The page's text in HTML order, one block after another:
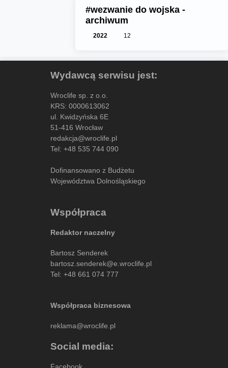
#wezwanie do wojska -
archiwum
2022 12
Wydawcą serwisu jest:
Wroclife sp. z o.o.
KRS: 0000613062
ul. Kwidzyńska 6E
51-416 Wrocław
redakcja@wroclife.pl
Tel: +48 535 744 090
Dofinansowano z Budżetu
Województwa Dolnośląskiego
Współpraca
Redaktor naczelny
Bartosz Senderek
bartosz.senderek@e.wroclife.pl
Tel: +48 661 074 777
Współpraca biznesowa
reklama@wroclife.pl
Social media:
Facebook